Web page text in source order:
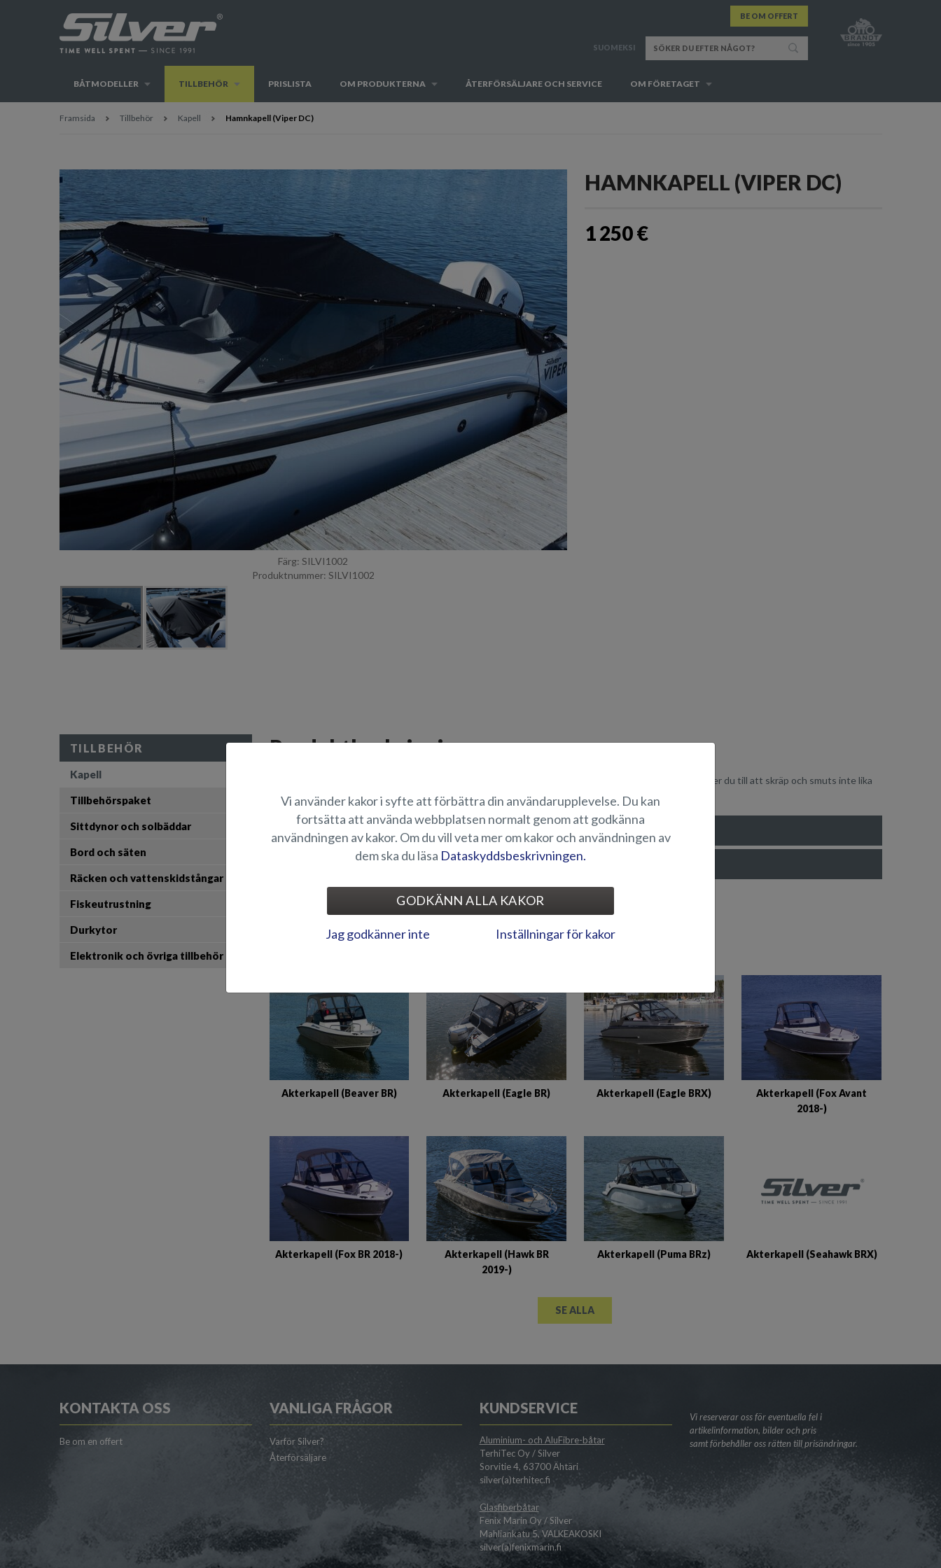
BE OM OFFERT
SUOMEKSI
BÅTMODELLER TILLBEHÖR PRISLISTA OM PRODUKTERNA ÅTERFÖRSÄLJARE OCH SERVICE OM FÖRETAGET
Framsida Tillbehör Kapell Hamnkapell (Viper DC)
Färg: SILVI1002
Produktnummer: SILVI1002
HAMNKAPELL (VIPER DC)
1 250 €
Produktbeskrivning
Hamnkapell som passar Silver Viper DC. Genom att resa transportkapellet då båten står vid bryggan, ser du till att skräp och smuts inte lika
enkelt tar sig in i båten.
LÄMPLIGHET
BILDGALLERI
Akterkapell (Beaver BR) Akterkapell (Eagle BR) Akterkapell (Eagle BRX)
Akterkapell (Fox Avant
2018-)
Akterkapell (Fox BR 2018-)
Akterkapell (Hawk BR
2019-)
Akterkapell (Puma BRz) Akterkapell (Seahawk BRX)
SE ALLA
TILLBEHÖR
Kapell
Tillbehörspaket
Sittdynor och solbäddar
Bord och säten
Räcken och vattenskidstångar
Fiskeutrustning
Durkytor
Elektronik och övriga tillbehör
KONTAKTA OSS
Be om en offert
VANLIGA FRÅGOR
Varför Silver?
Återförsäljare
KUNDSERVICE
Aluminium- och AluFibre-båtar
TerhiTec Oy / Silver
Sorvitie 4, 63700 Ähtäri
silver(a)terhitec.fi
Glasfiberbåtar
Fenix Marin Oy / Silver
Mahliankatu 5, VALKEAKOSKI
silver(a)fenixmarin.fi
Vi reserverar oss för eventuella fel i
artikelinformation, bilder och pris
samt förbehåller oss rätten till prisändringar.
Vi använder kakor i syfte att förbättra din användarupplevelse. Du kan
fortsätta att använda webbplatsen normalt genom att godkänna
användningen av kakor. Om du vill veta mer om kakor och användningen av
dem ska du läsa Dataskyddsbeskrivningen.
GODKÄNN ALLA KAKOR
Jag godkänner inte Inställningar för kakor